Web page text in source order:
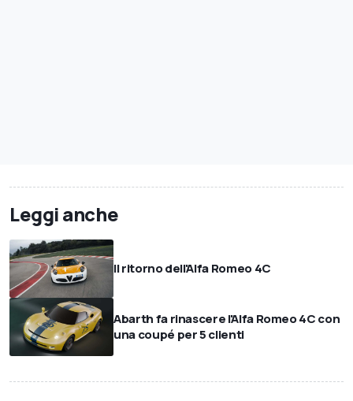
Leggi anche
Il ritorno dell'Alfa Romeo 4C
Abarth fa rinascere l'Alfa Romeo 4C con
una coupé per 5 clienti